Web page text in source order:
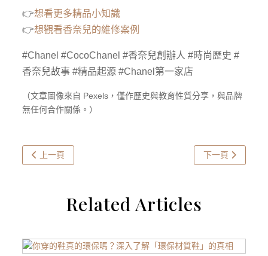
👉想看更多精品小知識
👉想觀看香奈兒的維修案例
#Chanel #CocoChanel #香奈兒創辦人 #時尚歷史 #
香奈兒故事 #精品起源 #Chanel第一家店
（文章圖像來自 Pexels，僅作歷史與教育性質分享，與品牌
無任何合作關係。）
上一篇文章: 包包鍍膜真的有用嗎？｜效果實測大公開
上一頁 下一篇文章: 什
下一頁
Related Articles